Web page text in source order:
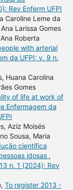
Rev Enferm UFPI
Caroline Leme da
Larissa Gomes
Roberta
with arterial
da UFPI: v. 9 n.
Huana Carolina
Gomes
of life at work of
Enfermagem da
Aziz Moisés
Sousa, Maria
científica
idosas ,
n. 1 (2024): Rev
To register 2013 -